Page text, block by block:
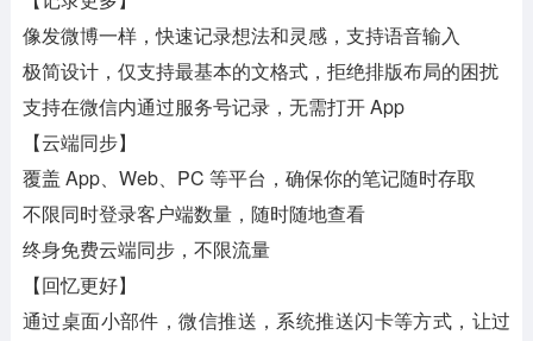
像发微博一样，快速记录想法和灵感，支持语音输入
极简设计，仅支持最基本的文格式，拒绝排版布局的困扰
支持在微信内通过服务号记录，无需打开 App
【云端同步】
覆盖 App、Web、PC 等平台，确保你的笔记随时存取
不限同时登录客户端数量，随时随地查看
终身免费云端同步，不限流量
【回忆更好】
通过桌面小部件，微信推送，系统推送闪卡等方式，让过